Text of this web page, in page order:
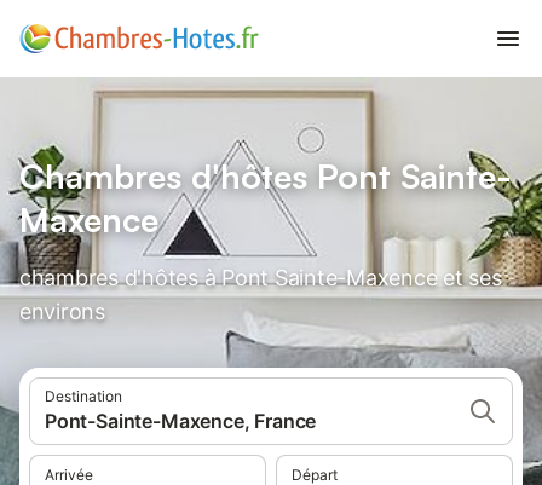
Chambres d'hôtes Pont Sainte-
Maxence
chambres d'hôtes à Pont Sainte-Maxence et ses
environs
Destination
Pont-Sainte-Maxence, France
Arrivée Départ